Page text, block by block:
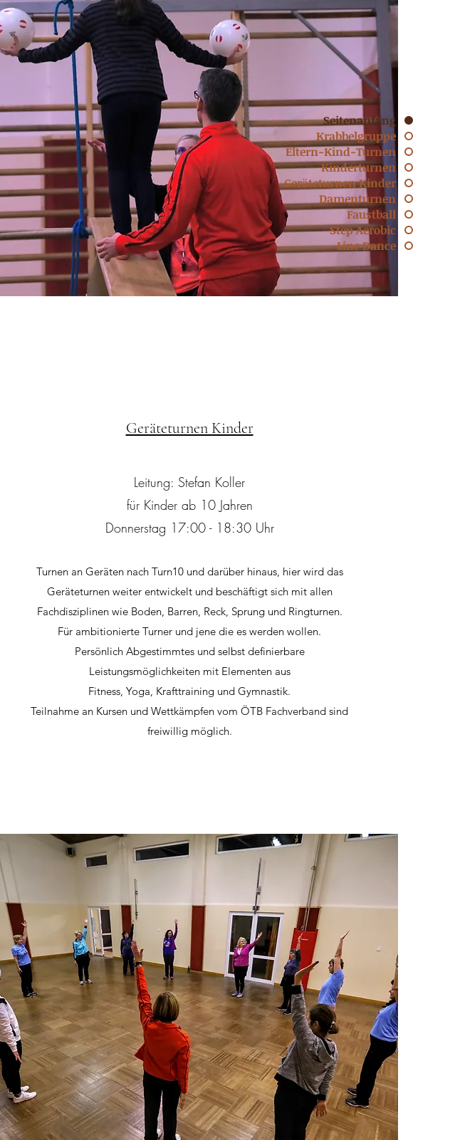
Seitenanfang
Krabbelgruppe
Eltern-Kind-Turnen
Kinderturnen
Geräteturnen Kinder
Damenturnen
Faustball
Step Aerobic
Line Dance
Geräteturnen Kinder
Leitung: Stefan Koller
für Kinder ab 10 Jahren
Donnerstag 17:00 - 18:30 Uhr
Turnen an Geräten nach Turn10 und darüber hinaus, hier wird das
Geräteturnen weiter entwickelt und beschäftigt sich mit allen
Fachdisziplinen wie Boden, Barren, Reck, Sprung und Ringturnen.
Für ambitionierte Turner und jene die es werden wollen.
Persönlich Abgestimmtes und selbst definierbare
Leistungsmöglichkeiten mit Elementen aus
Fitness, Yoga, Krafttraining und Gymnastik.
Teilnahme an Kursen und Wettkämpfen vom ÖTB Fachverband sind
freiwillig möglich.